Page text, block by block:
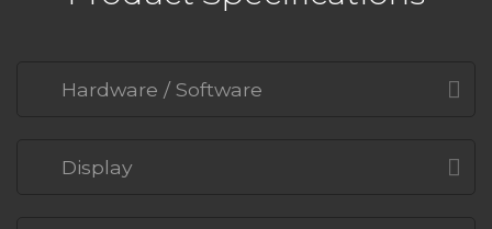
Hardware / Software
Display